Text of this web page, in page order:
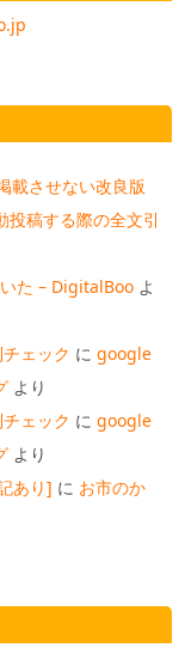
載させない改良版
投稿する際の全文引
た – DigitalBoo よ
ェック に google
より
ェック に google
より
あり] に お市のか